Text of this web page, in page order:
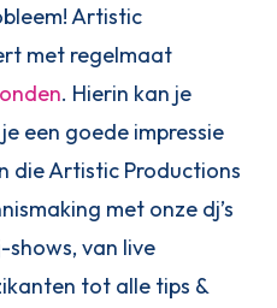
Artistic
met regelmaat
. Hierin kan je
een goede impressie
die Artistic Productions
met onze dj’s
van live
tot alle tips &